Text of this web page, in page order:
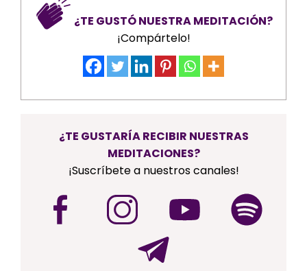
¿TE GUSTÓ NUESTRA MEDITACIÓN?
¡Compártelo!
¿TE GUSTARÍA RECIBIR NUESTRAS
MEDITACIONES?
¡Suscríbete a nuestros canales!